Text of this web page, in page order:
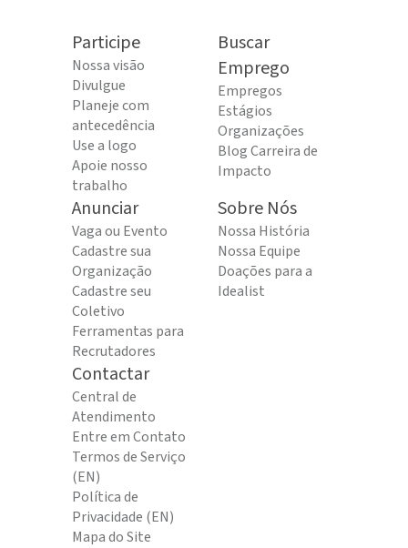
Participe
Nossa visão
Divulgue
Planeje com
antecedência
Use a logo
Apoie nosso
trabalho
Buscar
Emprego
Empregos
Estágios
Organizações
Blog Carreira de
Impacto
Anunciar
Vaga ou Evento
Cadastre sua
Organização
Cadastre seu
Coletivo
Ferramentas para
Recrutadores
Sobre Nós
Nossa História
Nossa Equipe
Doações para a
Idealist
Contactar
Central de
Atendimento
Entre em Contato
Termos de Serviço
(EN)
Política de
Privacidade (EN)
Mapa do Site